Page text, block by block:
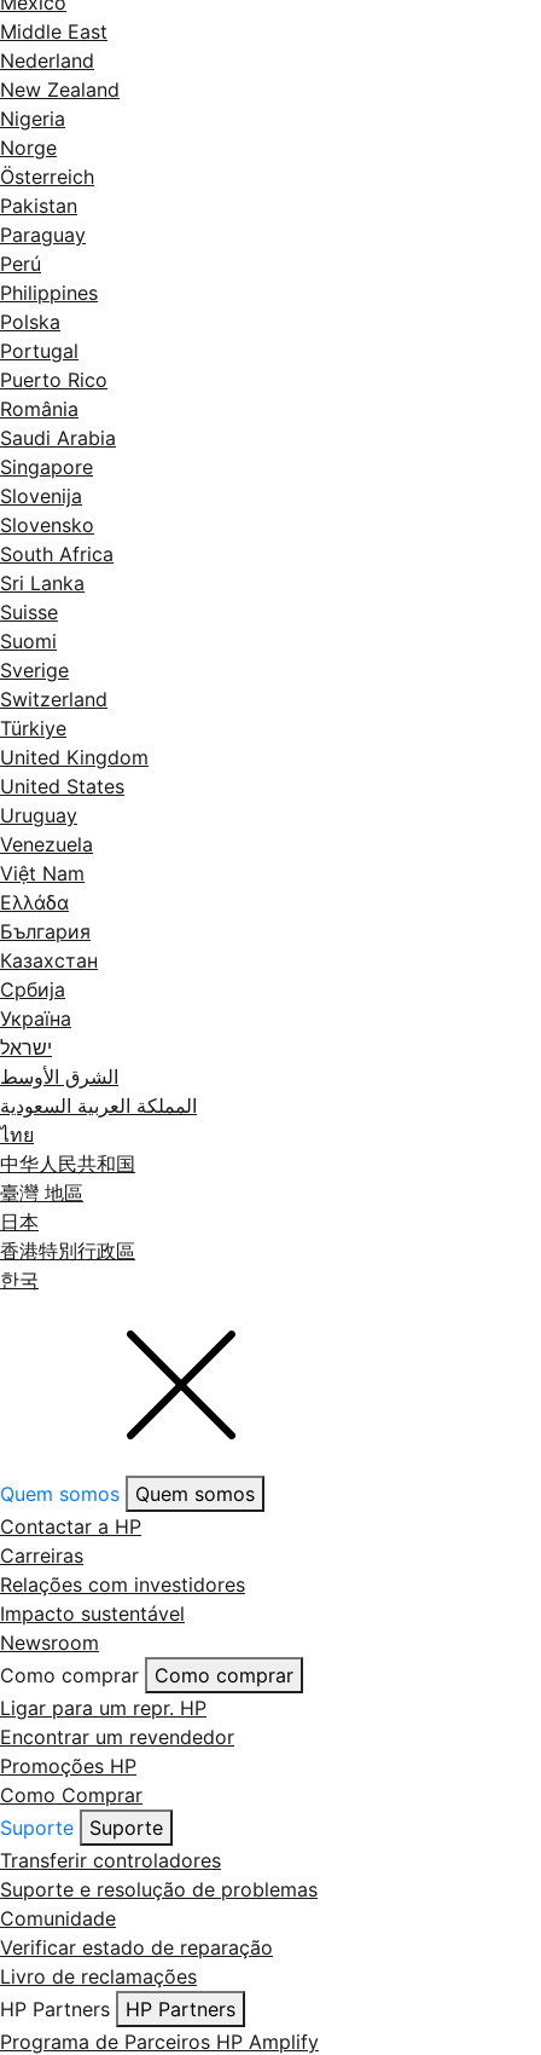
Middle East
Nederland
New Zealand
Nigeria
Norge
Österreich
Pakistan
Paraguay
Perú
Philippines
Polska
Portugal
Puerto Rico
România
Saudi Arabia
Singapore
Slovenija
Slovensko
South Africa
Sri Lanka
Suisse
Suomi
Sverige
Switzerland
Türkiye
United Kingdom
United States
Uruguay
Venezuela
Việt Nam
Ελλάδα
България
Казахстан
Србија
Україна
ישראל
الشرق الأوسط
المملكة العربية السعودية
ไทย
中华人民共和国
臺灣 地區
日本
香港特別行政區
한국
Quem somos
Quem somos
Contactar a HP
Carreiras
Relações com investidores
Impacto sustentável
Newsroom
Como comprar
Como comprar
Ligar para um repr. HP
Encontrar um revendedor
Promoções HP
Como Comprar
Suporte
Suporte
Transferir controladores
Suporte e resolução de problemas
Comunidade
Verificar estado de reparação
Livro de reclamações
HP Partners
HP Partners
Programa de Parceiros HP Amplify